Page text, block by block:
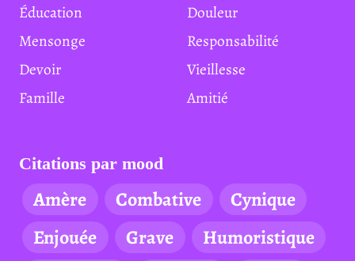
Éducation
Douleur
Mensonge
Responsabilité
Devoir
Vieillesse
Famille
Amitié
Citations par mood
Amère Combative
Cynique
Enjouée
Grave Humoristique